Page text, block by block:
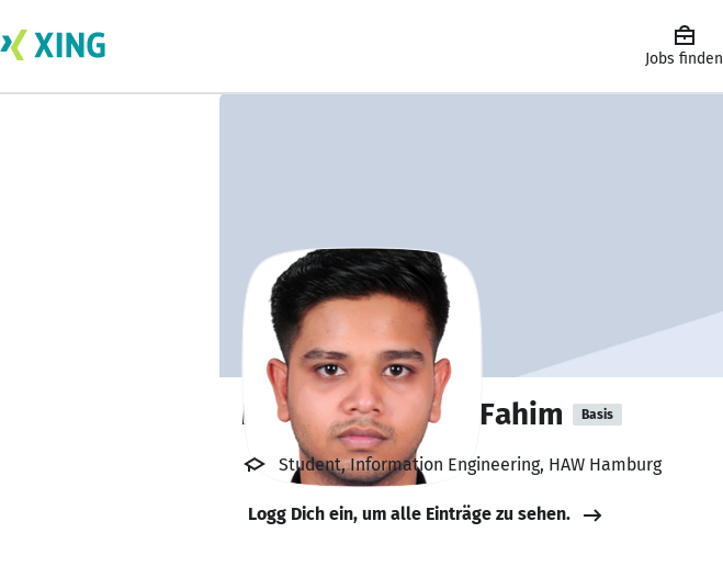
Jobs finden
Md Asibul Hasan Fahim Basis
Student, Information Engineering, HAW Hamburg
Logg Dich ein, um alle Einträge zu sehen.